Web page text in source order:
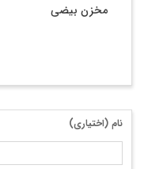
مخزن بیضی
نام (اختیاری)